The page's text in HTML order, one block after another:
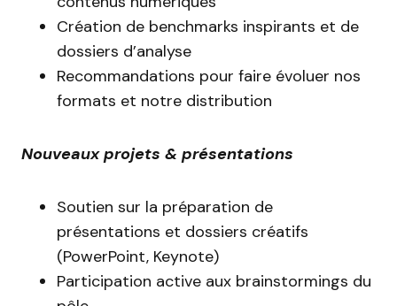
Création de benchmarks inspirants et de
dossiers d’analyse
Recommandations pour faire évoluer nos
formats et notre distribution
Nouveaux projets & présentations
Soutien sur la préparation de
présentations et dossiers créatifs
(PowerPoint, Keynote)
Participation active aux brainstormings du